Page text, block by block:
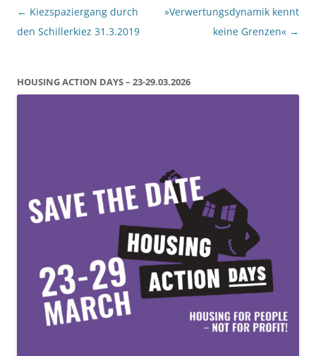
Beitragsnavigation
← Kiezspaziergang durch
den Schillerkiez 31.3.2019
»Verwertungsdynamik kennt
keine Grenzen« →
HOUSING ACTION DAYS – 23-29.03.2026